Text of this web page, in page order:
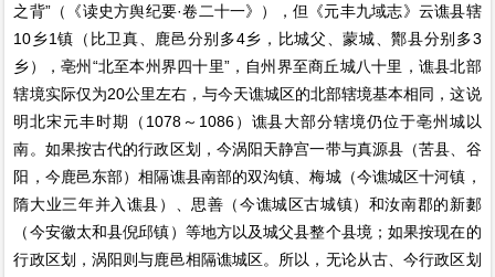
之背”（《读史方舆纪要·卷二十一》），但《元丰九域志》云谯县辖
10乡1镇（比卫真、鹿邑分别多4乡，比城父、蒙城、酇县分别多3
乡），亳州“北至本州界四十里”，自州界至商丘城八十里，谯县北部
辖境实际仅为20公里左右，与今天谯城区的北部辖境基本相同，这说
明北宋元丰时期（1078～1086）谯县大部分辖境仍位于亳州城以
南。如果按古代的行政区划，今涡阳天静宫一带与真源县（苦县、谷
阳，今鹿邑东部）相隔谯县南部的双沟镇、梅城（今谯城区十河镇，
隋大业三年并入谯县）、思善（今谯城区古城镇）和汝南郡的新郪
（今安徽太和县倪邱镇）等地方以及城父县整个县境；如果按现在的
行政区划，涡阳则与鹿邑相隔谯城区。所以，无论从古、今行政区划